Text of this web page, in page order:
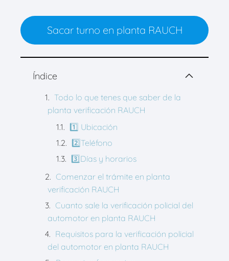
Sacar turno en planta RAUCH
Índice
Todo lo que tenes que saber de la
planta verificación RAUCH
1️⃣ Ubicación
2️⃣Teléfono
3️⃣Días y horarios
Comenzar el trámite en planta
verificación RAUCH
Cuanto sale la verificación policial del
automotor en planta RAUCH
Requisitos para la verificación policial
del automotor en planta RAUCH